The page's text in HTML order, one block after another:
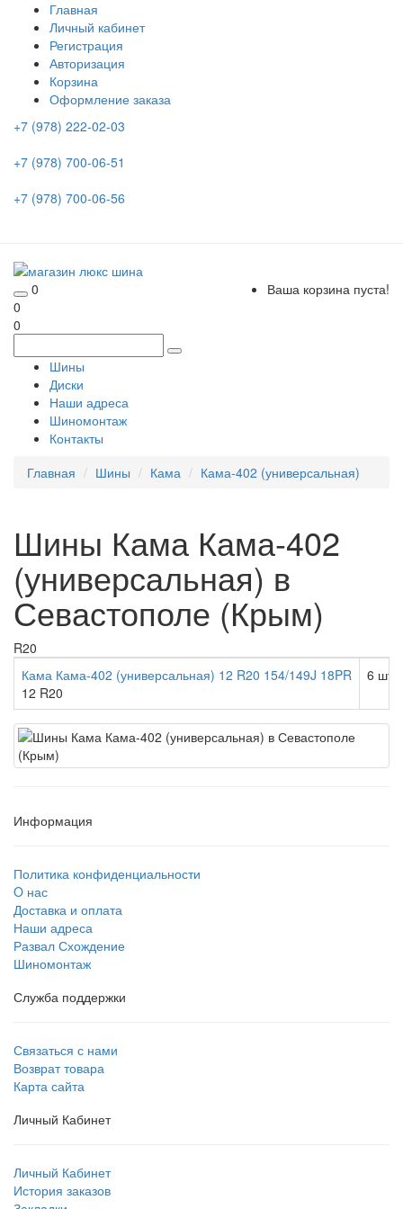
Главная
Личный кабинет
Регистрация
Авторизация
Корзина
Оформление заказа
+7 (978) 222-02-03
+7 (978) 700-06-51
+7 (978) 700-06-56
0
Ваша корзина пуста!
0
0
Шины
Диски
Наши адреса
Шиномонтаж
Контакты
Главная
Шины Кама Кама-402 (универсальная)
Шины Кама Кама-402
(универсальная) в
Севастополе (Крым)
R20
Кама Кама-402 (универсальная) 12 R20 154/149J 18PR
12 R20
6 шт.
Информация
Политика конфиденциальности
O нас
Доставка и оплата
Наши адреса
Развал Схождение
Шиномонтаж
Служба поддержки
Связаться с нами
Возврат товара
Карта сайта
Личный Кабинет
Личный Кабинет
История заказов